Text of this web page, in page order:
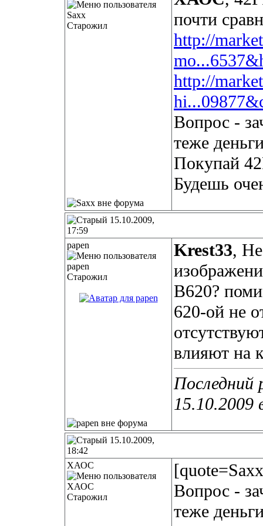
Старожил
почти
http://
http://
Вопрос -
теже
Покупай
Будешь
15.10.2009,
17:59
papen
Старожил
Krest33,
B620?
620-ой не
влияют на
Последний
15.10.2009
15.10.2009,
18:42
ХАОС
Старожил
Вопрос -
теже